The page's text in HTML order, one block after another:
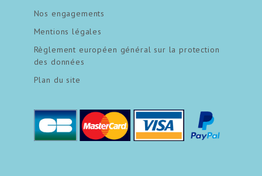
Nos engagements
Mentions légales
Règlement européen général sur la protection
des données
Plan du site